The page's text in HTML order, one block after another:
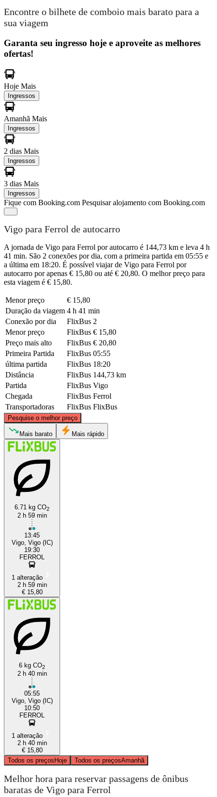
Encontre o bilhete de comboio mais barato para a
sua viagem
Garanta seu ingresso hoje e aproveite as melhores
ofertas!
Hoje Mais
Ingressos
Amanhã Mais
Ingressos
2 dias Mais
Ingressos
3 dias Mais
Ingressos
Fique com Booking.com Pesquisar alojamento com Booking.com
Vigo para Ferrol de autocarro
A jornada de Vigo para Ferrol por autocarro é 144,73 km e leva 4 h
41 min. São 2 conexões por dia, com a primeira partida em 05:55 e
a última em 18:20. É possível viajar de Vigo para Ferrol por
autocarro por apenas € 15,80 ou até € 20,80. O melhor preço para
esta viagem é € 15,80.
Menor preço
€ 15,80
Duração da viagem 4 h 41 min
Conexão por dia
FlixBus 2
Menor preço
FlixBus € 15,80
Preço mais alto
FlixBus € 20,80
Primeira Partida
FlixBus 05:55
última partida
FlixBus 18:20
Distância
FlixBus 144,73 km
Partida
FlixBus Vigo
Chegada
FlixBus Ferrol
Transportadoras
FlixBus FlixBus
Pesquise o melhor preço
©CARTO
Mais barato Mais rápido
6.71 kg CO2
2 h 59 min
13:45
Vigo, Vigo (IC)
19:30
FERROL
1 alteração
2 h 59 min
€ 15,80
6 kg CO2
2 h 40 min
05:55
Vigo, Vigo (IC)
10:50
FERROL
1 alteração
2 h 40 min
€ 15,80
Todos os preçosHoje Todos os preçosAmanhã
Melhor hora para reservar passagens de ônibus
baratas de Vigo para Ferrol